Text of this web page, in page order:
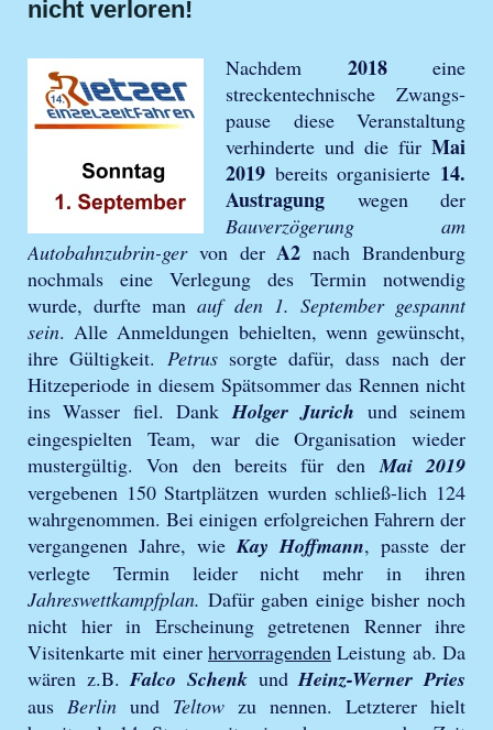
nicht verloren!
Nachdem 2018eine
streckentechnische Zwangs-
pause diese Veranstaltung
verhinderte und die für Mai
2019 bereits organisierte 14.
Austragung wegen der
Bauverzögerung am
Autobahnzubrin-gervon derA2 nach Brandenburg
nochmals eine Verlegung des Termin notwendig
wurde, durfte manauf den 1. September gespannt
sein. Alle Anmeldungen behielten, wenn gewünscht,
ihre Gültigkeit. Petrussorgte dafür, dass nach der
Hitzeperiode in diesem Spätsommer das Rennen nicht
ins Wasser fiel. DankHolger Jurich und seinem
eingespielten Team, war die Organisation wieder
mustergültig. Von den bereits für denMai 2019
vergebenen 150 Startplätzen wurden schließ-lich 124
wahrgenommen. Bei einigen erfolgreichen Fahrern der
vergangenen Jahre, wieKay Hoffmann, passte der
verlegte Termin leider nicht mehr in ihren
Jahreswettkampfplan. Dafür gaben einige bisher noch
nicht hier in Erscheinung getretenen Renner ihre
Visitenkarte mit einer hervorragenden Leistung ab. Da
wären z.B.Falco Schenk undHeinz-Werner Pries
aus Berlin und Teltow zu nennen. Letzterer hielt